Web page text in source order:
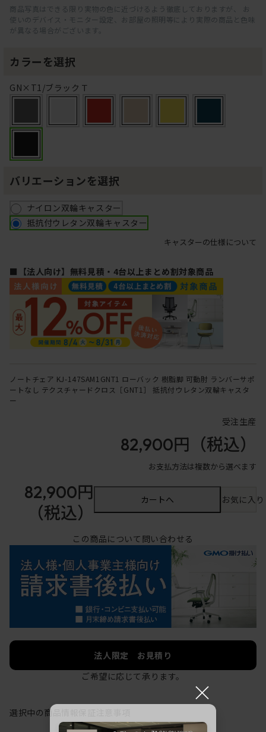
商品写真はできる限り実物の色に近づけるよう徹底しておりますが、 お
使いのデバイス・モニター設定、お部屋の照明等により実際の商品と色味
が異なる場合がございます。
カラーを選択
GN×T1/ブラックＴ
バリエーションを選択
ナイロン双輪キャスター
抵抗付ウレタン双輪キャスター
キャスターの仕様について
■【法人向け】無料見積・4台以上まとめ割対象商品
ノートチェア KJ-147SAM1GNT1 ローバック 樹脂脚 可動肘 ランバーサポ
ートなし テクスチャードクロス［GNT1］ 抵抗付ウレタン双輪キャスタ
ー
受注生産
82,900円 （税込）
お支払方法は複数から選べます
82,900円
（税込）
カートへ お気に入
この商品について問い合わせる
法人限定 お見積り
ご希望に応じて承ります。
選択中の商品情報
×